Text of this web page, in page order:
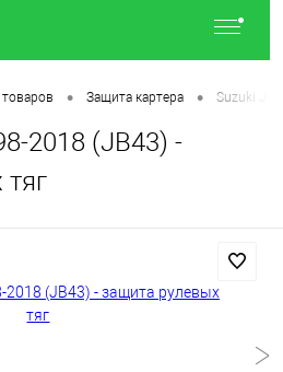
товаров • Защита картера • Suzuki
2018 (JB43) -